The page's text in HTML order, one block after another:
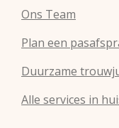
Ons Team
Plan een
Duurzame
Alle services in